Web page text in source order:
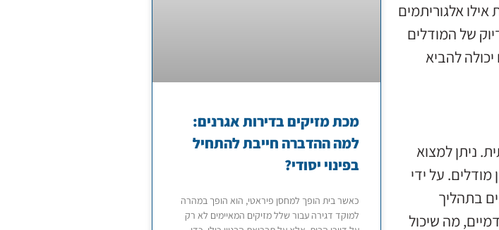
אלגוריתמים
של המודלים
להביא
ניתן למצוא
מודלים. על ידי
בתהליך
מה שיכול
מכת מזיקים בדירות אגרנים:
למה ההדברה חייבת להתחיל
בפינוי יסודי?
כאשר בית הופך למחסן פיראטי, הוא הופך במהרה
למוקד דגירה עבור שלל מזיקים המאיימים לא רק